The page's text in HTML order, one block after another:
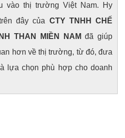
vào thị trường Việt Nam. Hy
đây của CTY TNHH CHẾ
THAN MIỀN NAM đã giúp
hơn về thị trường, từ đó, đưa
lựa chọn phù hợp cho doanh